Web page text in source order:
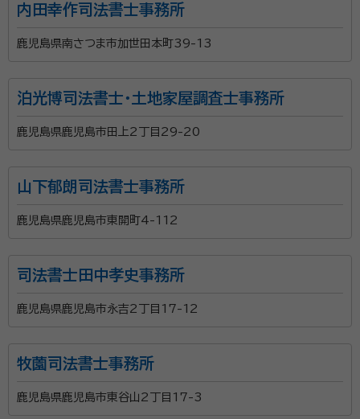
内田幸作司法書士事務所
鹿児島県南さつま市加世田本町39-13
泊光博司法書士・土地家屋調査士事務所
鹿児島県鹿児島市田上2丁目29-20
山下郁朗司法書士事務所
鹿児島県鹿児島市東開町4-112
司法書士田中孝史事務所
鹿児島県鹿児島市永吉2丁目17-12
牧薗司法書士事務所
鹿児島県鹿児島市東谷山2丁目17-3